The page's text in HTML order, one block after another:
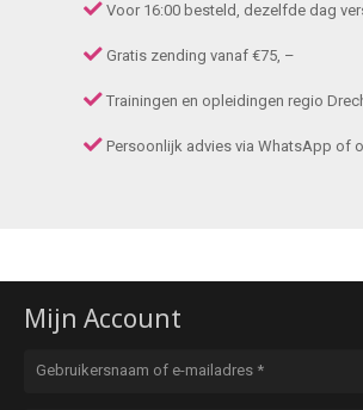
Voor 16:00 besteld, dezelfde dag
Gratis zending vanaf €75, –
Trainingen en opleidingen regio
Persoonlijk advies via WhatsApp of
Mijn Account